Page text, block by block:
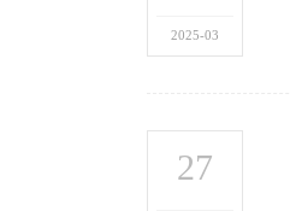
2025-03
27